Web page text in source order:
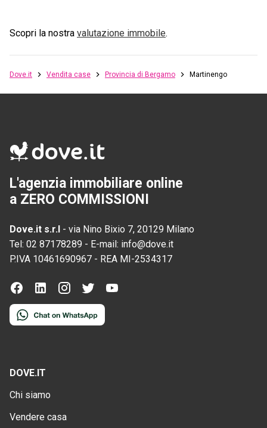
Scopri la nostra valutazione immobile.
Dove.it Vendita case Provincia di Bergamo Martinengo
L'agenzia immobiliare online
a ZERO COMMISSIONI
Dove.it s.r.l - via Nino Bixio 7, 20129 Milano
Tel: 02 87178289 - E-mail: info@dove.it
P.IVA 10461690967 - REA MI-2534317
DOVE.IT
Chi siamo
Vendere casa